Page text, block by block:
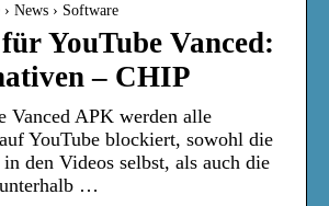
News › Software
YouTube Vanced:
– CHIP
Vanced APK werden alle
YouTube blockiert, sowohl die
den Videos selbst, als auch die
…